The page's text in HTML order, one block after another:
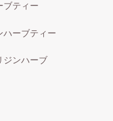
ブティー
ハーブティー
ジンハーブ